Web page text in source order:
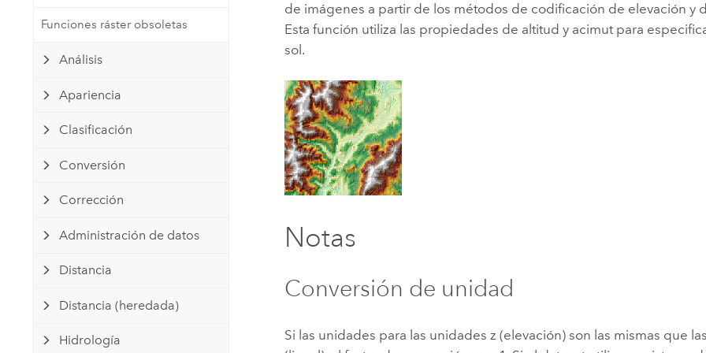
Tecnología para desarrolladores
Recursos Naturales Explorar la gestión de
Todas las historias
Funciones ráster obsoletas
Análisis
Apariencia
Clasificación
Conversión
Corrección
Administración de datos
Distancia
Distancia (heredada)
Hidrología
de imágenes a partir de los métodos de codificación de elevación y
Esta función utiliza las propiedades de altitud y acimut para
sol.
Notas
Conversión de unidad
Si las unidades para las unidades z (elevación) son las mismas que